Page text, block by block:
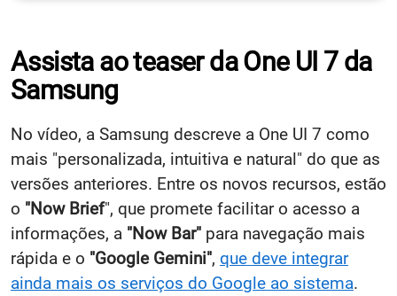
Assista ao teaser da One UI 7 da
Samsung
No vídeo, a Samsung descreve a One UI 7 como
mais "personalizada, intuitiva e natural" do que as
versões anteriores. Entre os novos recursos, estão
o "Now Brief", que promete facilitar o acesso a
informações, a "Now Bar" para navegação mais
rápida e o "Google Gemini", que deve integrar
ainda mais os serviços do Google ao sistema.